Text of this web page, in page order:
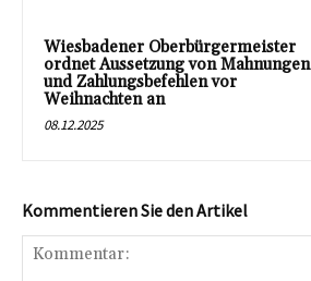
Wiesbadener Oberbürgermeister
ordnet Aussetzung von Mahnungen
und Zahlungsbefehlen vor
Weihnachten an
08.12.2025
Kommentieren Sie den Artikel